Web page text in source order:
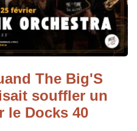
The Big'S
souffler un
le Docks 40